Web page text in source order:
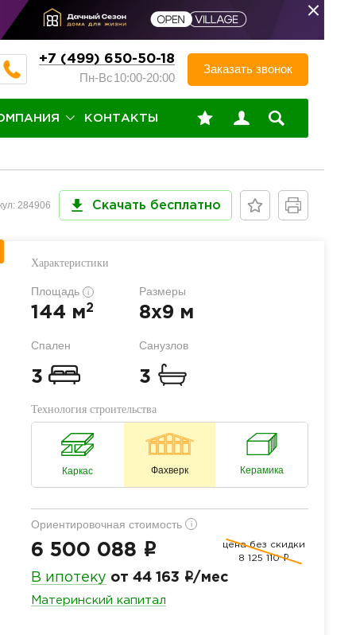
+7 (499) 650-50-18
Пн-Вс10:00-20:00
Заказать звонок
КОНТАКТЫ
284906 Скачать бесплатно
Характеристики
Площадь i
144 м2
Размеры
8x9 м
Спален
3
Санузлов
3
Технология строительства
Каркас Фахверк Керамика
Ориентировочная стоимость i
6 500 088 i
цена без скидки
8 125 110 i
В ипотеку от 44 163 i/мес
Материнский капитал